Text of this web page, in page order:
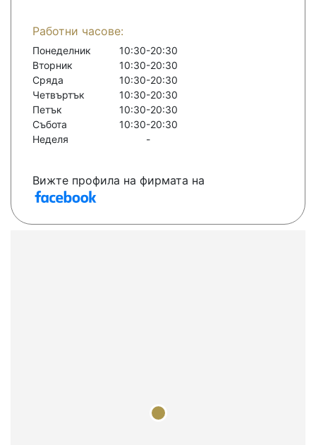
Работни часове:
Понеделник
10:30-20:30
Вторник
10:30-20:30
Сряда
10:30-20:30
Четвъртък
10:30-20:30
Петък
10:30-20:30
Събота
10:30-20:30
Неделя
-
Вижте профила на фирмата на